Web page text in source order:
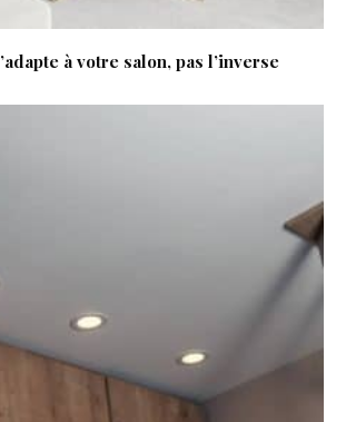
à votre salon, pas l’inverse